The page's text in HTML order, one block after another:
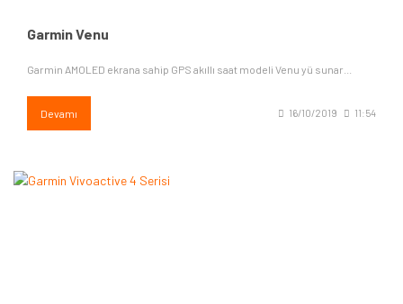
Garmin Venu
Garmin AMOLED ekrana sahip GPS akıllı saat modeli Venu yü sunar...
Devamı 16/10/2019 11:54